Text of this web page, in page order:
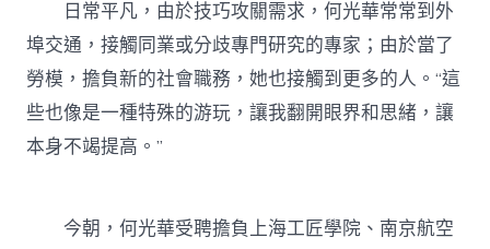
日常平凡，由於技巧攻關需求，何光華常常到外
埠交通，接觸同業或分歧專門研究的專家；由於當了
勞模，擔負新的社會職務，她也接觸到更多的人。“這
些也像是一種特殊的游玩，讓我翻開眼界和思緒，讓
本身不竭提高。”
今朝，何光華受聘擔負上海工匠學院、南京航空